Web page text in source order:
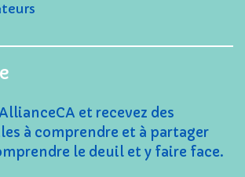
et recevez des
à comprendre et à partager
le deuil et y faire face.